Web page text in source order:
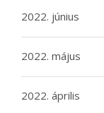
2022. június
2022. május
2022. április